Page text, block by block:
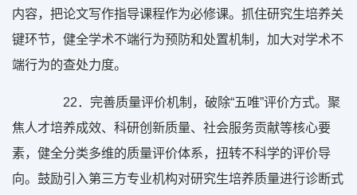
内容，把论文写作指导课程作为必修课。抓住研究生培养关
键环节，健全学术不端行为预防和处置机制，加大对学术不
端行为的查处力度。
22 ．完善质量评价机制，破除“五唯”评价方式。聚
焦人才培养成效、科研创新质量、社会服务贡献等核心要
素，健全分类多维的质量评价体系，扭转不科学的评价导
向。鼓励引入第三方专业机构对研究生培养质量进行诊断式